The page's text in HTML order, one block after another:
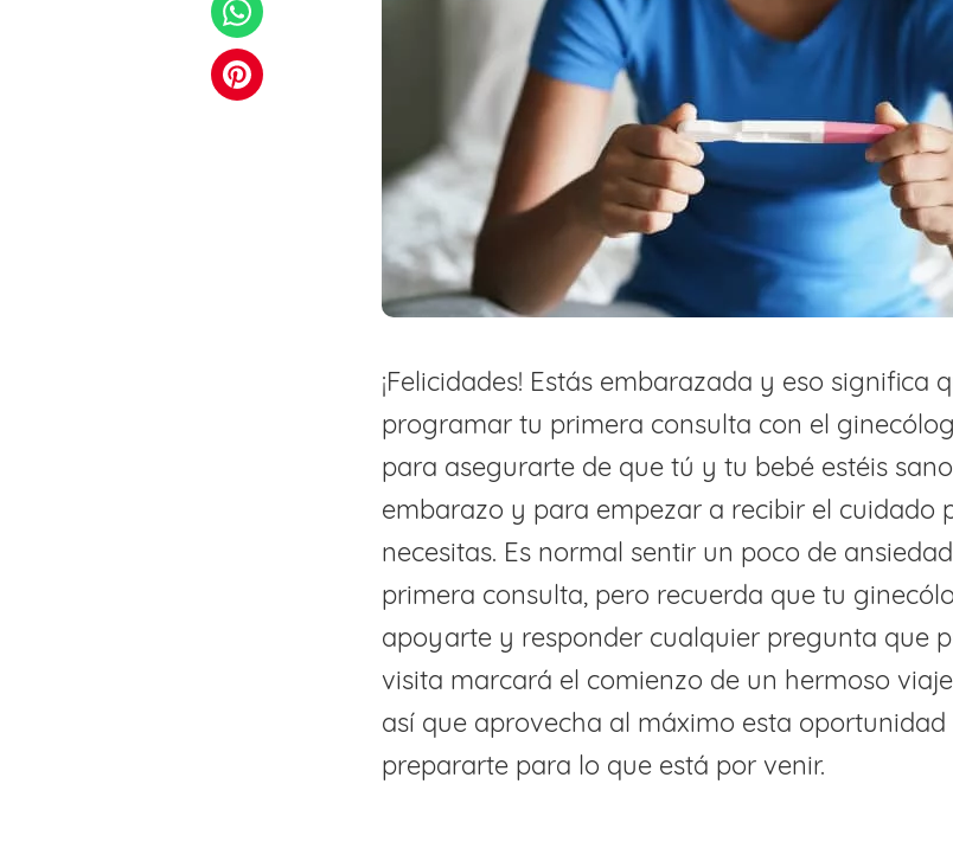
¡Felicidades! Estás embarazada y eso significa
programar tu primera consulta con el
para asegurarte de que tú y tu bebé estéis
embarazo y para empezar a recibir el cuidado
necesitas. Es normal sentir un poco de
primera consulta, pero recuerda que tu
apoyarte y responder cualquier pregunta que
visita marcará el comienzo de un hermoso
así que aprovecha al máximo esta
prepararte para lo que está por venir.